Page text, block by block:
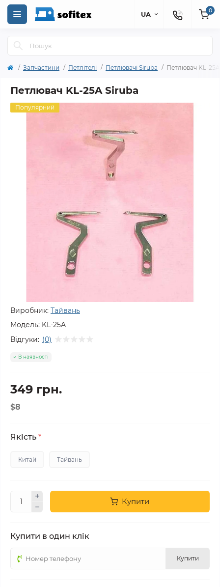
UA 0
Запчастини Петлітелі Петлювачі Siruba Петлювач KL-
Петлювач KL-25A Siruba
Популярний
Виробник: Тайвань
Модель: KL-25A
Відгуки: (0)
В наявності
349 грн.
$8
Якість *
Китай Тайвань
Купити
Купити в один клік
Купити